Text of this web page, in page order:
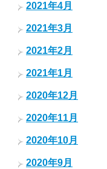
2021年4月
2021年3月
2021年2月
2021年1月
2020年12月
2020年11月
2020年10月
2020年9月